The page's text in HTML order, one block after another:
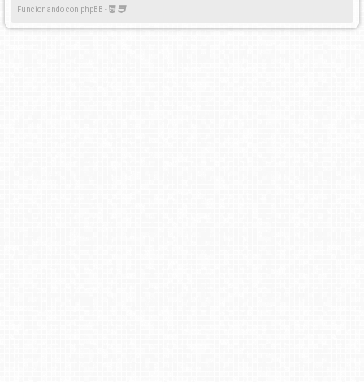
Funcionando con phpBB -